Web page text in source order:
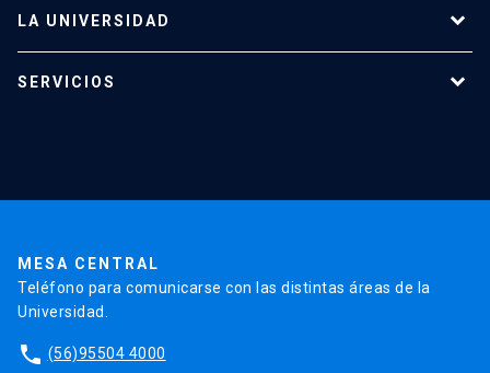
LA UNIVERSIDAD
Investigación
SERVICIOS
MESA CENTRAL
Teléfono para comunicarse con las distintas áreas de la
Universidad.
phone (56)95504 4000